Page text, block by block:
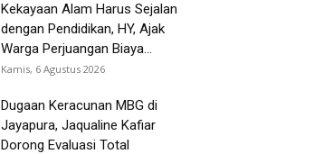
Kekayaan Alam Harus Sejalan
dengan Pendidikan, HY, Ajak
Warga Perjuangan Biaya...
Kamis, 6 Agustus 2026
Dugaan Keracunan MBG di
Jayapura, Jaqualine Kafiar
Dorong Evaluasi Total